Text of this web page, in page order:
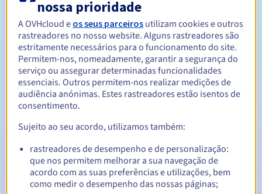
Período de renovação Entre 1 e 10 anos
Período de redenção 30 dias
Notificações automáticas:
E-mails de aviso: 60, 30, 15, 7 e 3 dias antes da data de
expiração
E-mail no dia da expiraçãopara notificar a suspensão do
nossa prioridade
A OVHcloud e os seus parceiros utilizam cookies e outros
rastreadores no nosso website. Alguns rastreadores são
estritamente necessários para o funcionamento do site.
Permitem-nos, nomeadamente, garantir a segurança do
serviço ou assegurar determinadas funcionalidades
essenciais. Outros permitem-nos realizar medições de
audiência anónimas. Estes rastreadores estão isentos de
consentimento.
Sujeito ao seu acordo, utilizamos também:
rastreadores de desempenho e de personalização:
que nos permitem melhorar a sua navegação de
acordo com as suas preferências e utilizações, bem
como medir o desempenho das nossas páginas;